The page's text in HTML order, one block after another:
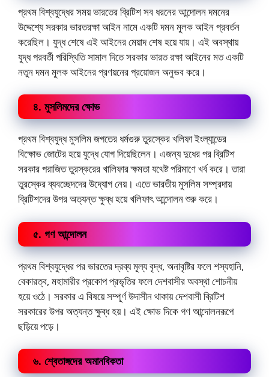
প্রথম বিশ্বযুদ্ধের সময় ভারতের ব্রিটিশ সব ধরনের আন্দোলন দমনের
উদ্দেশ্যে সরকার ভারতরক্ষা আইন নামে একটি দমন মুলক আইন প্রবর্তন
করেছিল। যুদ্ধ শেষে এই আইনের মেয়াদ শেষ হয়ে যায়। এই অবস্থায়
যুদ্ধ পরবর্তী পরিস্থিতি সামাল দিতে সরকার ভারত রক্ষা আইনের মত একটি
নতুন দমন মুলক আইনের প্রণয়নের প্রয়োজন অনুভব করে।
৪. মুসলিমদের ক্ষোভ
প্রথম বিশ্বযুদ্ধ মুসলিম জগতের ধর্মগুরু তুরস্কের খলিফা ইংল্যান্ডের
বিক্ষোভ জোটের হয়ে যুদ্ধে যোগ দিয়েছিলেন। এজন্য দুধের পর ব্রিটিশ
সরকার পরাজিত তুরস্করের খালিফার ক্ষমতা যথেষ্ট পরিমাণে খর্ব করে। তারা
তুরস্কের ব্যবচ্ছেদদের উদ্যোগ নেয়। এতে ভারতীয় মুসলিম সম্প্রদায়
ব্রিটিশদের উপর অত্যন্ত ক্ষুব্ধ হয়ে খলিফাৎ আন্দোলন শুরু করে।
৫. গণ আন্দোলন
প্রথম বিশ্বযুদ্ধের পর ভারতের দ্রব্য মূল্য বৃদ্ধ, অনাবৃষ্টির ফলে শস্যহানি,
বেকারত্ব, মহামারীর প্রকোপ প্রভৃতির ফলে দেশবাসীর অবস্থা শোচনীয়
হয়ে ওঠে। সরকার এ বিষয়ে সম্পূর্ণ উদাসীন থাকায় দেশবাসী ব্রিটিশ
সরকারের উপর অত্যন্ত ক্ষুব্ধ হয়। এই ক্ষোভ দিকে গণ আন্দোলনরূপে
ছড়িয়ে পড়ে।
৬. শ্বেতাঙ্গদের অমানবিকতা